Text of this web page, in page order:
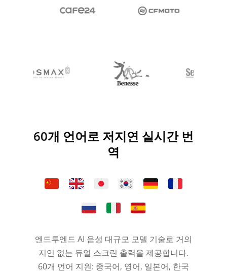
60개 언어로 저지연 실시간 번
역
엔드투엔드 AI 음성 대규모 모델 기술로 거의
지연 없는 듀얼 스크린 출력을 제공합니다.
60개 언어 지원: 중국어, 영어, 일본어, 한국